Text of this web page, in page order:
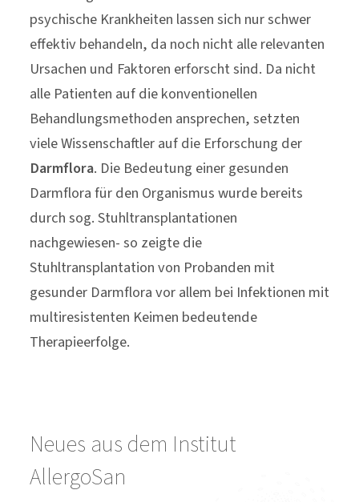
psychische Krankheiten lassen sich nur schwer
effektiv behandeln, da noch nicht alle relevanten
Ursachen und Faktoren erforscht sind. Da nicht
alle Patienten auf die konventionellen
Behandlungsmethoden ansprechen, setzten
viele Wissenschaftler auf die Erforschung der
Darmflora. Die Bedeutung einer gesunden
Darmflora für den Organismus wurde bereits
durch sog. Stuhltransplantationen
nachgewiesen- so zeigte die
Stuhltransplantation von Probanden mit
gesunder Darmflora vor allem bei Infektionen mit
multiresistenten Keimen bedeutende
Therapieerfolge.
Neues aus dem Institut
AllergoSan